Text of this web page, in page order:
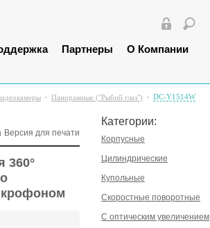
Партнеры О Компании
Панорамные ("Рыбий глаз") DC-Y1514W
Категории:
Корпусные
Цилиндрические
Купольные
Скоростные поворотные
С оптическим увеличением
Версия для печати
360°